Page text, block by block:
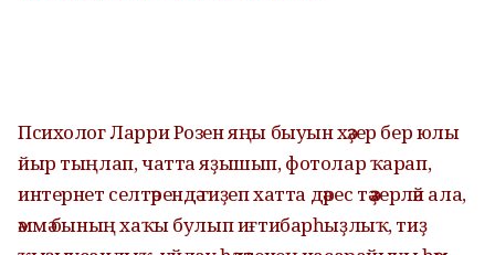
Психолог Ларри Розен яңы быуын хәҙер бер юлы
йыр тыңлап, чатта яҙышып, фотолар ҡарап,
интернет селтәрендә гиҙеп хатта дәрес тә әҙерләй ала,
әммә бының хаҡы булып иғтибарһыҙлыҡ, тиҙ